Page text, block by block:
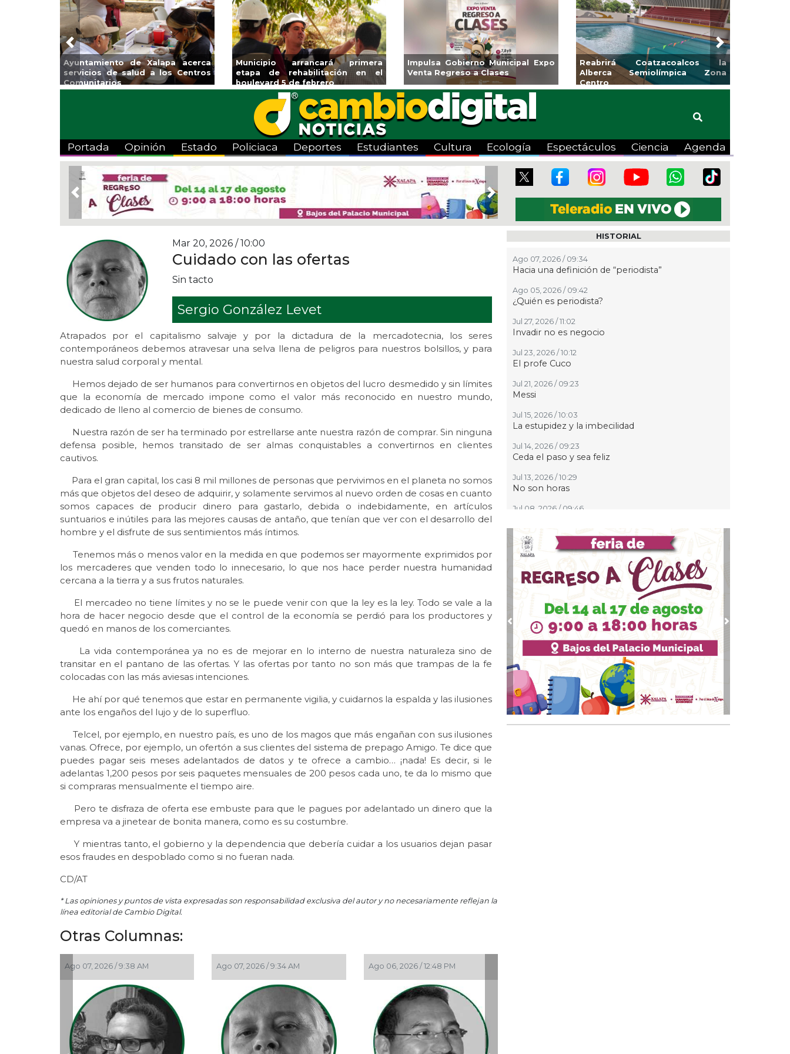
Ayuntamiento de Xalapa acerca
servicios de salud a los Centros
Comunitarios
Municipio arrancará primera
etapa de rehabilitación en el
boulevard 5 de febrero
Impulsa Gobierno Municipal Expo
Venta Regreso a Clases
Reabrirá Coatzacoalcos la
Alberca Semiolímpica Zona
Centro
Previous Next
Portada Opinión Estado Policiaca Deportes Estudiantes Cultura Ecología Espectáculos Ciencia Agenda
Previous Next
Mar 20, 2026 / 10:00
Cuidado con las ofertas
Sin tacto
Sergio González Levet
Atrapados por el capitalismo salvaje y por la dictadura de la mercadotecnia, los seres
contemporáneos debemos atravesar una selva llena de peligros para nuestros bolsillos, y para
nuestra salud corporal y mental.
Hemos dejado de ser humanos para convertirnos en objetos del lucro desmedido y sin límites
que la economía de mercado impone como el valor más reconocido en nuestro mundo,
dedicado de lleno al comercio de bienes de consumo.
Nuestra razón de ser ha terminado por estrellarse ante nuestra razón de comprar. Sin ninguna
defensa posible, hemos transitado de ser almas conquistables a convertirnos en clientes
cautivos.
Para el gran capital, los casi 8 mil millones de personas que pervivimos en el planeta no somos
más que objetos del deseo de adquirir, y solamente servimos al nuevo orden de cosas en cuanto
somos capaces de producir dinero para gastarlo, debida o indebidamente, en artículos
suntuarios e inútiles para las mejores causas de antaño, que tenían que ver con el desarrollo del
hombre y el disfrute de sus sentimientos más íntimos.
Tenemos más o menos valor en la medida en que podemos ser mayormente exprimidos por
los mercaderes que venden todo lo innecesario, lo que nos hace perder nuestra humanidad
cercana a la tierra y a sus frutos naturales.
El mercadeo no tiene límites y no se le puede venir con que la ley es la ley. Todo se vale a la
hora de hacer negocio desde que el control de la economía se perdió para los productores y
quedó en manos de los comerciantes.
La vida contemporánea ya no es de mejorar en lo interno de nuestra naturaleza sino de
transitar en el pantano de las ofertas. Y las ofertas por tanto no son más que trampas de la fe
colocadas con las más aviesas intenciones.
He ahí por qué tenemos que estar en permanente vigilia, y cuidarnos la espalda y las ilusiones
ante los engaños del lujo y de lo superfluo.
Telcel, por ejemplo, en nuestro país, es uno de los magos que más engañan con sus ilusiones
vanas. Ofrece, por ejemplo, un ofertón a sus clientes del sistema de prepago Amigo. Te dice que
puedes pagar seis meses adelantados de datos y te ofrece a cambio… ¡nada! Es decir, si le
adelantas 1,200 pesos por seis paquetes mensuales de 200 pesos cada uno, te da lo mismo que
si compraras mensualmente el tiempo aire.
Pero te disfraza de oferta ese embuste para que le pagues por adelantado un dinero que la
empresa va a jinetear de bonita manera, como es su costumbre.
Y mientras tanto, el gobierno y la dependencia que debería cuidar a los usuarios dejan pasar
esos fraudes en despoblado como si no fueran nada.
CD/AT
* Las opiniones y puntos de vista expresadas son responsabilidad exclusiva del autor y no necesariamente reflejan la
línea editorial de Cambio Digital.
Otras Columnas:
Ago 07, 2026 / 9:38 AM Ago 07, 2026 / 9:34 AM Ago 06, 2026 / 12:48 PM
HISTORIAL
Ago 07, 2026 / 09:34
Hacia una definición de “periodista”
Ago 05, 2026 / 09:42
¿Quién es periodista?
Jul 27, 2026 / 11:02
Invadir no es negocio
Jul 23, 2026 / 10:12
El profe Cuco
Jul 21, 2026 / 09:23
Messi
Jul 15, 2026 / 10:03
La estupidez y la imbecilidad
Jul 14, 2026 / 09:23
Ceda el paso y sea feliz
Jul 13, 2026 / 10:29
No son horas
Jul 08, 2026 / 09:46
Jul 07, 2026 / 09:33
Grupo MAS contra Veracruz
Jul 03, 2026 / 09:38
El quinto partido
Jul 02, 2026 / 09:16
Llegar a los 74
Jul 01, 2026 / 09:33
Las piernas nacionales se han cubierto de gloria
Jun 30, 2026 / 09:28
El quinto juego
Jun 25, 2026 / 10:31
Una de cal: México va bien en el Mundial
Jun 24, 2026 / 09:53
Previous Next